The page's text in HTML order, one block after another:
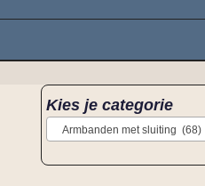
Kies je categorie
Armbanden met sluiting (68)